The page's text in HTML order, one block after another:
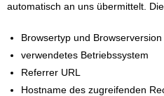
automatisch an uns übermittelt.
Browsertyp und Browserversion
verwendetes Betriebssystem
Referrer URL
Hostname des zugreifenden